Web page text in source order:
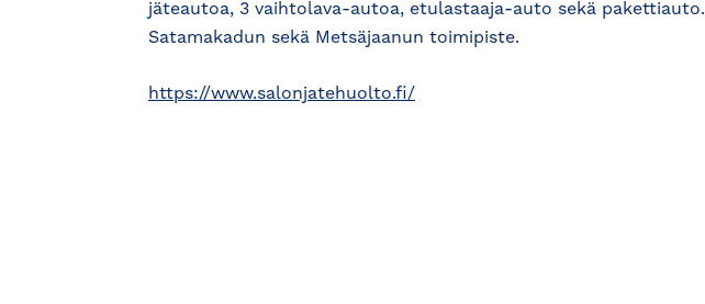
jäteautoa, 3 vaihtolava-autoa, etulastaaja-auto sekä pakettiauto.
Satamakadun sekä Metsäjaanun toimipiste.
https://www.salonjatehuolto.fi/